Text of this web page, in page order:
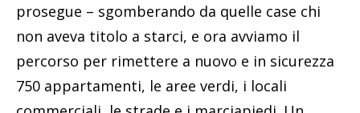
prosegue – sgomberando da quelle case chi
non aveva titolo a starci, e ora avviamo il
percorso per rimettere a nuovo e in sicurezza
750 appartamenti, le aree verdi, i locali